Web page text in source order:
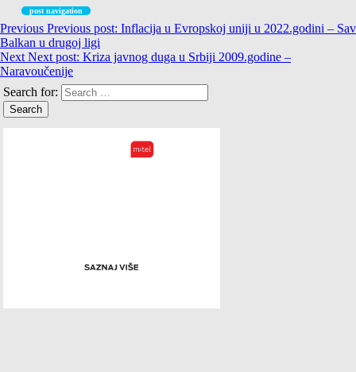
post navigation
Previous Previous post: Inflacija u Evropskoj uniji u 2022.godini – Sav
Balkan u drugoj ligi
Next Next post: Kriza javnog duga u Srbiji 2009.godine –
Naravoučenije
Search for: